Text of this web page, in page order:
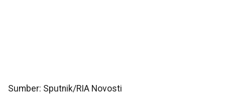
Sumber: Sputnik/RIA Novosti